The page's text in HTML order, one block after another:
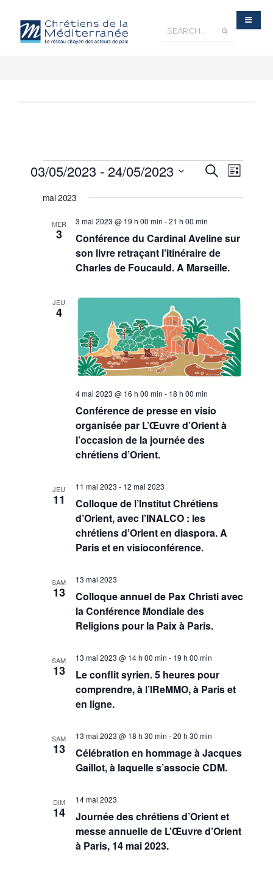
Recherche
et
navigation
Recherche
de
Liste
03/05/2023 - 24/05/2023
unemai 2023
MER
3
Conférence du Cardinal Aveline sur
son livre retraçant l’itinéraire de
Charles de Foucauld. A Marseille.
3 mai 2023 @ 19 h 00 min -21 h 00 min
JEU
4
Conférence de presse en visio
organisée par L’Œuvre d’Orient à
l’occasion de la journée des
chrétiens d’Orient.
4 mai 2023 @ 16 h 00 min - 18 h 00 min
JEU
11
Colloque de l’Institut Chrétiens
d’Orient, avec l’INALCO : les
chrétiens d’Orient en diaspora. A
Paris et en visioconférence.
11 mai 2023 - 12 mai 2023
SAM
13
Colloque annuel de Pax Christi avec
la Conférence Mondiale des
Religions pour la Paix à Paris.
13 mai 2023
SAM
13
Le conflit syrien. 5 heures pour
comprendre, à l’IReMMO, à Paris et
en ligne.
13 mai 2023 @ 14 h 00 min - 19 h 00 min
SAM
13
Célébration en hommage à Jacques
Gaillot, à laquelle s’associe CDM.
13 mai 2023 @ 18 h 30 min -20 h 30 min
DIM
14
Journée des chrétiens d’Orient et
messe annuelle de L’Œuvre d’Orient
à Paris, 14 mai 2023.
14 mai 2023